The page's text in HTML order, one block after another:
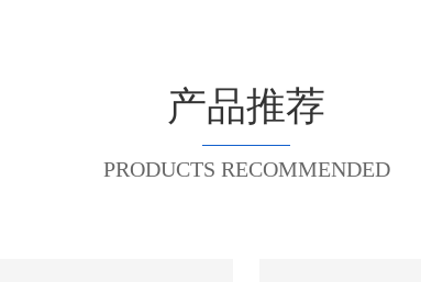
产品推荐
PRODUCTS RECOMMENDED